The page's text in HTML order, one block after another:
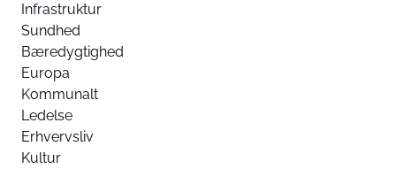
Infrastruktur
Sundhed
Bæredygtighed
Europa
Kommunalt
Ledelse
Erhvervsliv
Kultur